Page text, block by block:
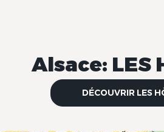
Alsace: LES
DÉCOUVRIR LES